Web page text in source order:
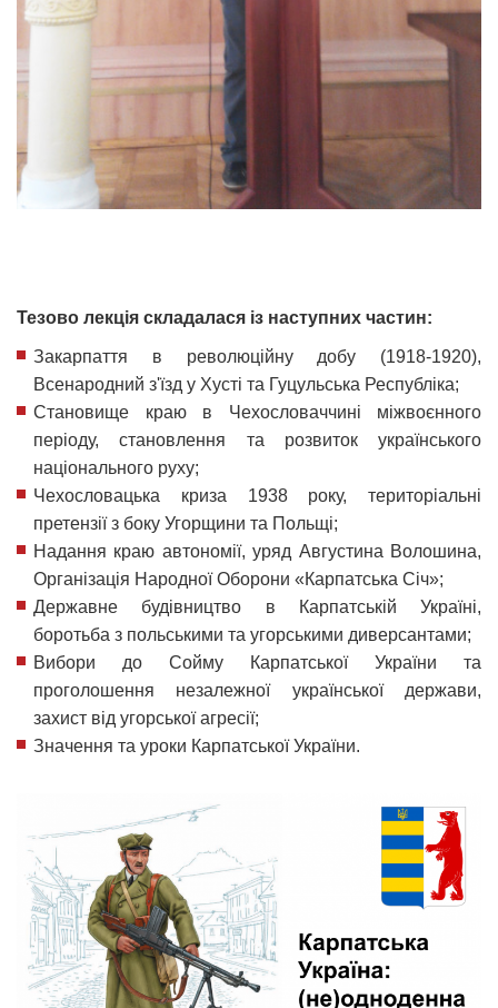
Тезово лекція складалася із наступних частин:
Закарпаття в революційну добу (1918-1920),
Всенародний з'їзд у Хусті та Гуцульська Республіка;
Становище краю в Чехословаччині міжвоєнного
періоду, становлення та розвиток українського
національного руху;
Чехословацька криза 1938 року, територіальні
претензії з боку Угорщини та Польщі;
Надання краю автономії, уряд Августина Волошина,
Організація Народної Оборони «Карпатська Січ»;
Державне будівництво в Карпатській Україні,
боротьба з польськими та угорськими диверсантами;
Вибори до Сойму Карпатської України та
проголошення незалежної української держави,
захист від угорської агресії;
Значення та уроки Карпатської України.